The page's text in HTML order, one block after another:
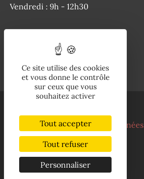
Vendredi : 9h - 12h30
05 63 04 50 64
Mentions légales
Politique de protection des données
Cookies
Accessibilité
Plan du site
Ce site utilise des cookies
et vous donne le contrôle
sur ceux que vous
souhaitez activer
Tout accepter
Tout refuser
Personnaliser